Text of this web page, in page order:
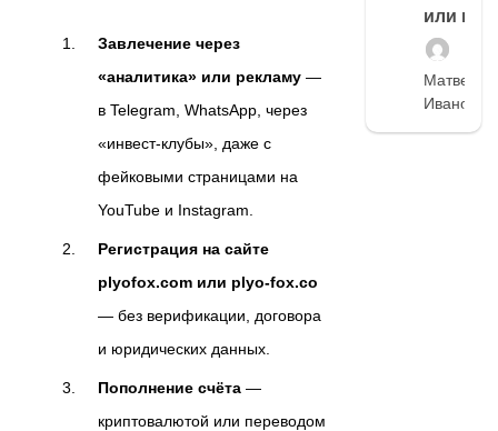
Завлечение через
«аналитика» или рекламу —
в Telegram, WhatsApp, через
«инвест-клубы», даже с
фейковыми страницами на
YouTube и Instagram.
Регистрация на сайте
plyofox.com или plyo-fox.co
— без верификации, договора
и юридических данных.
Пополнение счёта —
криптовалютой или переводом
или
Матвей
Иванов